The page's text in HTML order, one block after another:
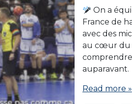
On a
France de
avec des
au cœur du
auparavant.
Read more »